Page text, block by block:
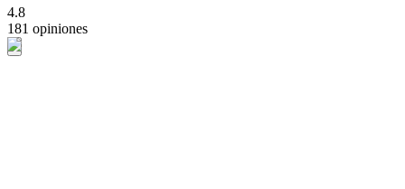
4.8
181 opiniones